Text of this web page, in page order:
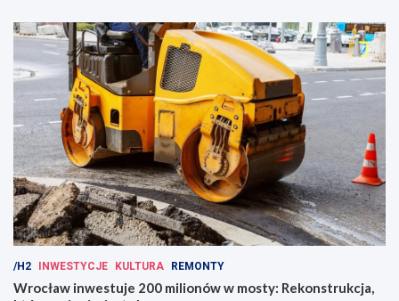
/H2 INWESTYCJE KULTURA REMONTY
Wrocław inwestuje 200 milionów w mosty: Rekonstrukcja,